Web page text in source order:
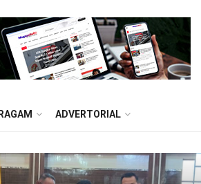
RAGAM ADVERTORIAL